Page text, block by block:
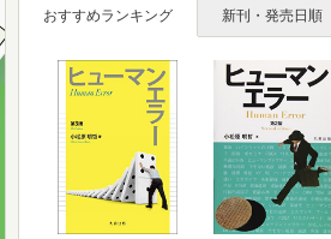
おすすめランキング 新刊・発売日順